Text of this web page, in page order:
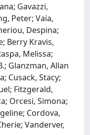
Gavazzi,
Peter; Vaia,
Despina;
Berry Kravis,
Melissa;
Glanzman, Allan
Cusack, Stacy;
Fitzgerald,
Orcesi, Simona;
Cordova,
Vanderver,